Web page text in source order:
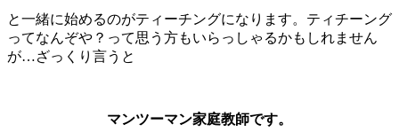
と一緒に始めるのがティーチングになります。ティチーング
ってなんぞや？って思う方もいらっしゃるかもしれません
が…ざっくり言うと
マンツーマン家庭教師です。